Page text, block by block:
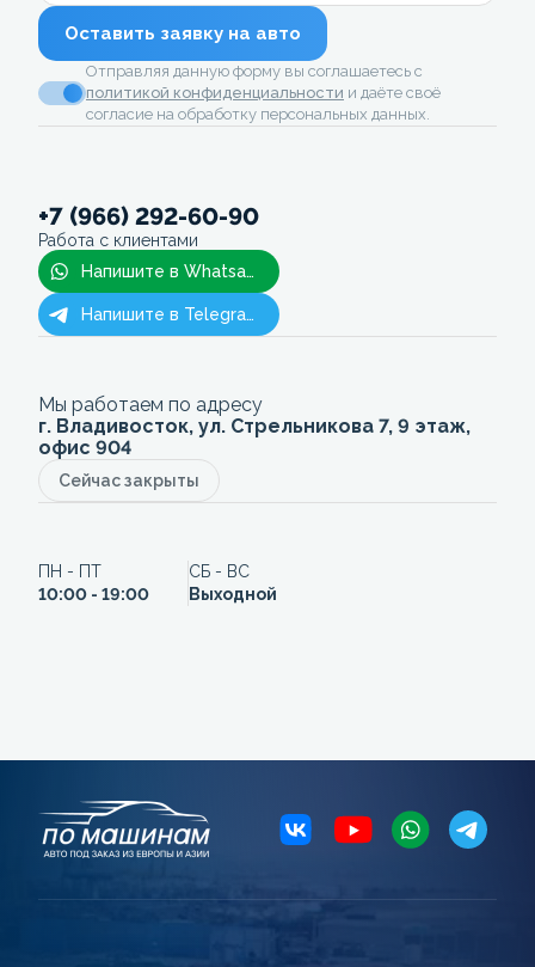
Оставить заявку на авто
Отправляя данную форму вы соглашаетесь с
политикой конфиденциальности и даёте своё
согласие на обработку персональных данных.
+7 (966) 292-60-90
Работа с клиентами
Напишите в Whatsapp
Напишите в Telegram
Мы работаем по адресу
г. Владивосток, ул. Стрельникова 7, 9 этаж,
офис 904
Сейчас закрыты
ПН - ПТ
10:00 - 19:00
СБ - ВС
Выходной